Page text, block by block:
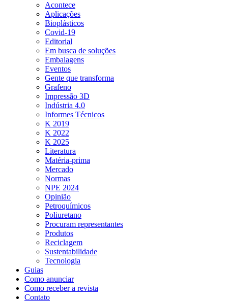
Acontece
Aplicações
Bioplásticos
Covid-19
Editorial
Em busca de soluções
Embalagens
Eventos
Gente que transforma
Grafeno
Impressão 3D
Indústria 4.0
Informes Técnicos
K 2019
K 2022
K 2025
Literatura
Matéria-prima
Mercado
Normas
NPE 2024
Opinião
Petroquímicos
Poliuretano
Procuram representantes
Produtos
Reciclagem
Sustentabilidade
Tecnologia
Guias
Como anunciar
Como receber a revista
Contato